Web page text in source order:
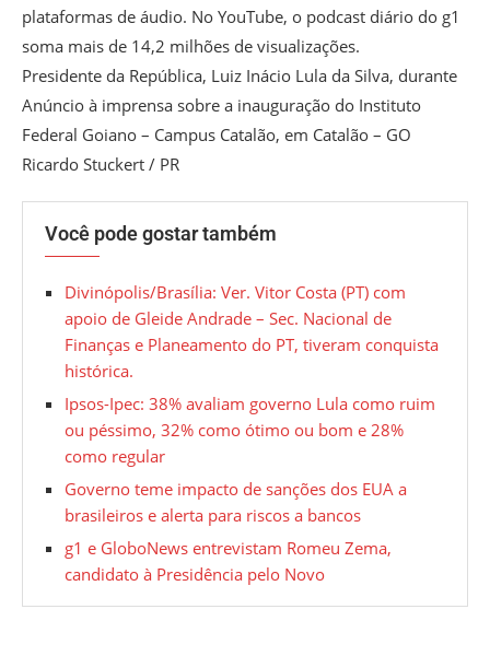
plataformas de áudio. No YouTube, o podcast diário do g1
soma mais de 14,2 milhões de visualizações.
Presidente da República, Luiz Inácio Lula da Silva, durante
Anúncio à imprensa sobre a inauguração do Instituto
Federal Goiano – Campus Catalão, em Catalão – GO
Ricardo Stuckert / PR
Você pode gostar também
Divinópolis/Brasília: Ver. Vitor Costa (PT) com
apoio de Gleide Andrade – Sec. Nacional de
Finanças e Planeamento do PT, tiveram conquista
histórica.
Ipsos-Ipec: 38% avaliam governo Lula como ruim
ou péssimo, 32% como ótimo ou bom e 28%
como regular
Governo teme impacto de sanções dos EUA a
brasileiros e alerta para riscos a bancos
g1 e GloboNews entrevistam Romeu Zema,
candidato à Presidência pelo Novo